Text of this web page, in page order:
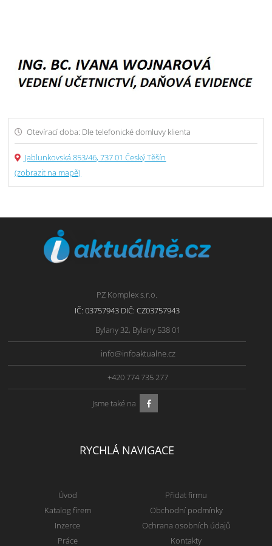
Otevírací doba: Dle telefonické domluvy klienta
Jablunkovská 853/46, 737 01 Český Těšín
(zobrazit na mapě)
PZ Komplex s.r.o.
IČ: 03757943 DIČ: CZ03757943
Bylany 32, Bylany 538 01
info@infoaktualne.cz
+420 774 735 277
Jsme také na
RYCHLÁ NAVIGACE
Úvod
Katalog firem
Inzerce
Práce
Přidat firmu
Obchodní podmínky
Ochrana osobních údajů
Kontakty